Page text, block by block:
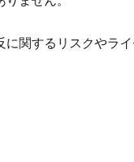
関するリスクやラ